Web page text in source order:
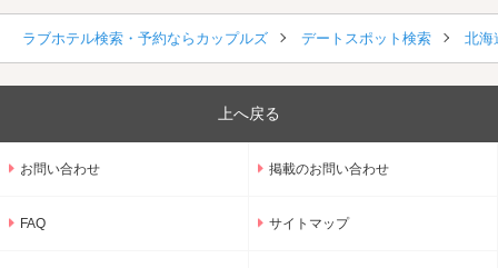
ラブホテル検索・予約ならカップルズ デートスポット検索 北海
上へ戻る
お問い合わせ 掲載のお問い合わせ
FAQ サイトマップ